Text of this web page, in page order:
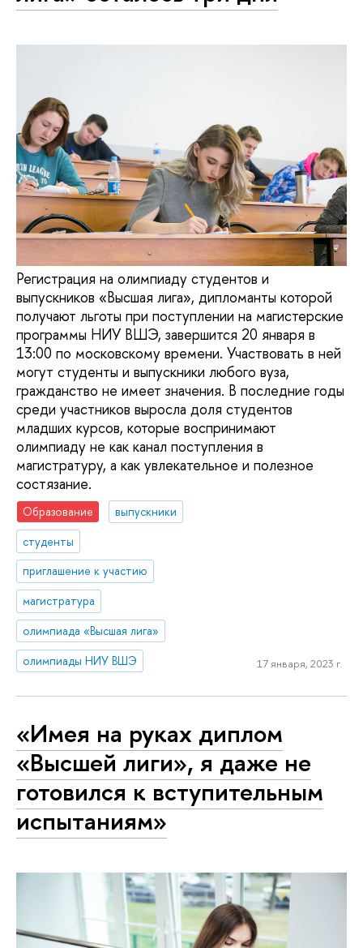
Регистрация на олимпиаду студентов и
выпускников «Высшая лига», дипломанты которой
получают льготы при поступлении на магистерские
программы НИУ ВШЭ, завершится 20 января в
13:00 по московскому времени. Участвовать в ней
могут студенты и выпускники любого вуза,
гражданство не имеет значения. В последние годы
среди участников выросла доля студентов
младших курсов, которые воспринимают
олимпиаду не как канал поступления в
магистратуру, а как увлекательное и полезное
состязание.
Образование
выпускники
студенты
приглашение к участию
магистратура
олимпиада «Высшая лига»
олимпиады НИУ ВШЭ
17 января, 2023 г.
«Имея на руках диплом
«Высшей лиги», я даже не
готовился к вступительным
испытаниям»